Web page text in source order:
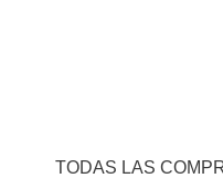
TODAS LAS